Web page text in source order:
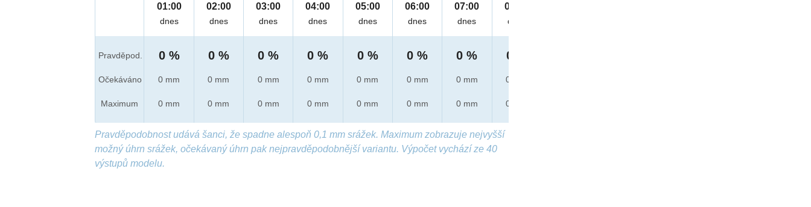
Pravděpod.
Očekáváno
Maximum
01:00
dnes
0 %
0 mm
0 mm
02:00
dnes
0 %
0 mm
0 mm
03:00
dnes
0 %
0 mm
0 mm
04:00
dnes
0 %
0 mm
0 mm
05:00
dnes
0 %
0 mm
0 mm
06:00
dnes
0 %
0 mm
0 mm
07:00
dnes
0 %
0 mm
0 mm
08:00
dnes
0 %
0 mm
0 mm
Pravděpodobnost udává šanci, že spadne alespoň 0,1 mm srážek. Maximum zobrazuje nejvyšší
možný úhrn srážek, očekávaný úhrn pak nejpravděpodobnější variantu. Výpočet vychází ze 40
výstupů modelu.